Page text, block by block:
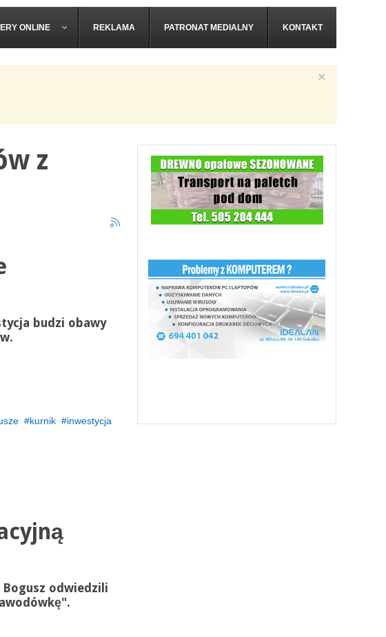
ONLINE REKLAMA PATRONAT MEDIALNY KONTAKT
×
z
budzi obawy
kurnik
inwestycja
Bogusz odwiedzili